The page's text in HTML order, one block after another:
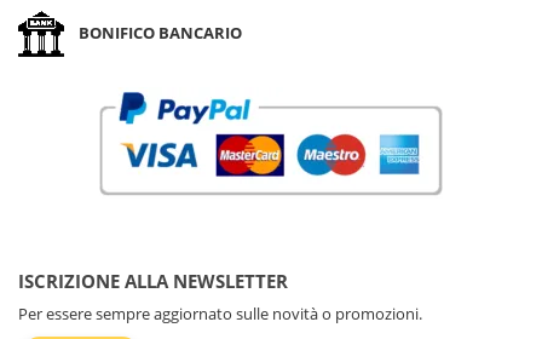
BONIFICO BANCARIO
ISCRIZIONE ALLA NEWSLETTER
Per essere sempre aggiornato sulle novità o promozioni.